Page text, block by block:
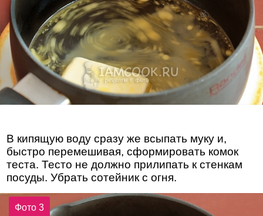
В кипящую воду сразу же всыпать муку и,
быстро перемешивая, сформировать комок
теста. Тесто не должно прилипать к стенкам
посуды. Убрать сотейник с огня.
Фото 3